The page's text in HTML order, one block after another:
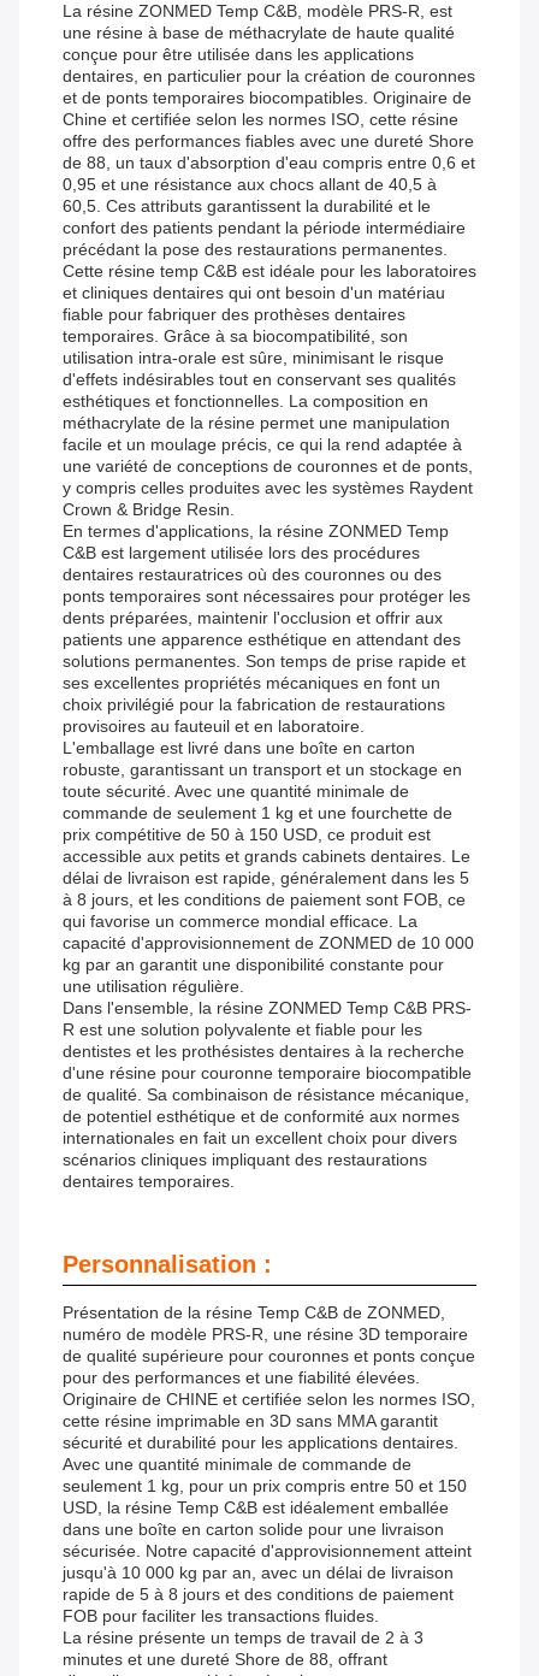
La résine ZONMED Temp C&B, modèle PRS-R, est
une résine à base de méthacrylate de haute qualité
conçue pour être utilisée dans les applications
dentaires, en particulier pour la création de couronnes
et de ponts temporaires biocompatibles. Originaire de
Chine et certifiée selon les normes ISO, cette résine
offre des performances fiables avec une dureté Shore
de 88, un taux d'absorption d'eau compris entre 0,6 et
0,95 et une résistance aux chocs allant de 40,5 à
60,5. Ces attributs garantissent la durabilité et le
confort des patients pendant la période intermédiaire
précédant la pose des restaurations permanentes.
Cette résine temp C&B est idéale pour les laboratoires
et cliniques dentaires qui ont besoin d'un matériau
fiable pour fabriquer des prothèses dentaires
temporaires. Grâce à sa biocompatibilité, son
utilisation intra-orale est sûre, minimisant le risque
d'effets indésirables tout en conservant ses qualités
esthétiques et fonctionnelles. La composition en
méthacrylate de la résine permet une manipulation
facile et un moulage précis, ce qui la rend adaptée à
une variété de conceptions de couronnes et de ponts,
y compris celles produites avec les systèmes Raydent
Crown & Bridge Resin.
En termes d'applications, la résine ZONMED Temp
C&B est largement utilisée lors des procédures
dentaires restauratrices où des couronnes ou des
ponts temporaires sont nécessaires pour protéger les
dents préparées, maintenir l'occlusion et offrir aux
patients une apparence esthétique en attendant des
solutions permanentes. Son temps de prise rapide et
ses excellentes propriétés mécaniques en font un
choix privilégié pour la fabrication de restaurations
provisoires au fauteuil et en laboratoire.
L'emballage est livré dans une boîte en carton
robuste, garantissant un transport et un stockage en
toute sécurité. Avec une quantité minimale de
commande de seulement 1 kg et une fourchette de
prix compétitive de 50 à 150 USD, ce produit est
accessible aux petits et grands cabinets dentaires. Le
délai de livraison est rapide, généralement dans les 5
à 8 jours, et les conditions de paiement sont FOB, ce
qui favorise un commerce mondial efficace. La
capacité d'approvisionnement de ZONMED de 10 000
kg par an garantit une disponibilité constante pour
une utilisation régulière.
Dans l'ensemble, la résine ZONMED Temp C&B PRS-
R est une solution polyvalente et fiable pour les
dentistes et les prothésistes dentaires à la recherche
d'une résine pour couronne temporaire biocompatible
de qualité. Sa combinaison de résistance mécanique,
de potentiel esthétique et de conformité aux normes
internationales en fait un excellent choix pour divers
scénarios cliniques impliquant des restaurations
dentaires temporaires.
Personnalisation :
Présentation de la résine Temp C&B de ZONMED,
numéro de modèle PRS-R, une résine 3D temporaire
de qualité supérieure pour couronnes et ponts conçue
pour des performances et une fiabilité élevées.
Originaire de CHINE et certifiée selon les normes ISO,
cette résine imprimable en 3D sans MMA garantit
sécurité et durabilité pour les applications dentaires.
Avec une quantité minimale de commande de
seulement 1 kg, pour un prix compris entre 50 et 150
USD, la résine Temp C&B est idéalement emballée
dans une boîte en carton solide pour une livraison
sécurisée. Notre capacité d'approvisionnement atteint
jusqu'à 10 000 kg par an, avec un délai de livraison
rapide de 5 à 8 jours et des conditions de paiement
FOB pour faciliter les transactions fluides.
La résine présente un temps de travail de 2 à 3
minutes et une dureté Shore de 88, offrant